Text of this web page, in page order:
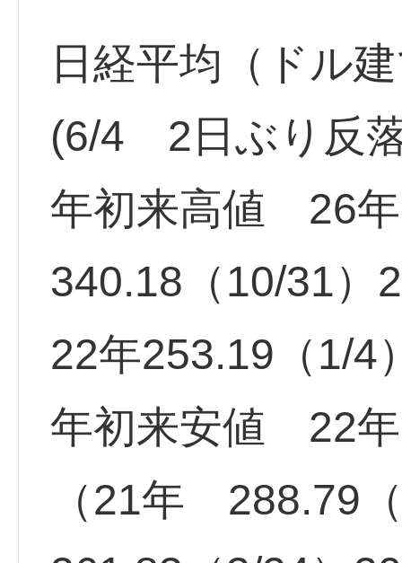
日経平均（ドル
(6/4 2日ぶり反
年初来高値 26
340.18（10/31
22年253.19（1/4
年初来安値 22
（21年 288.79